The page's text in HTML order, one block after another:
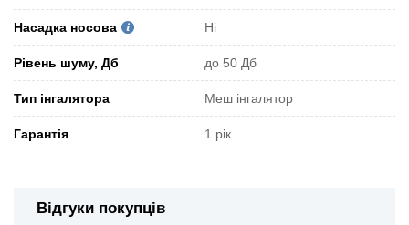
Насадка носова Ні
Рівень шуму, Дб до 50 Дб
Тип інгалятора Меш інгалятор
Гарантія 1 рік
Відгуки покупців